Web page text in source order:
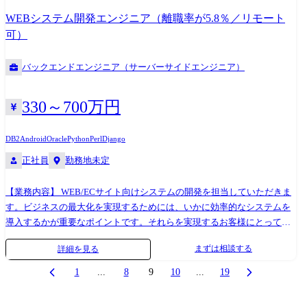
WEBシステム開発エンジニア（離職率が5.8％／リモート
可）
バックエンドエンジニア（サーバーサイドエンジニア）
330～700万円
DB2AndroidOraclePythonPerlDjango
正社員 勤務地未定
【業務内容】 WEB/ECサイト向けシステムの開発を担当していただきま
す。ビジネスの最大化を実現するためには、いかに効率的なシステムを
導入するかが重要なポイントです。それらを実現するお客様にとって、
最も便利で多機能なシステム実現に取り組んでいます。 【具体的な内
容】 顧客のWEBサイトの開発からテスト業務となります。 ・官公庁向
けシステム開発 ・損害保険控除証明システム開発 ・化粧品メーカー向け
詳細を見る まずは相談する
1 ... 8 9 10 ... 19